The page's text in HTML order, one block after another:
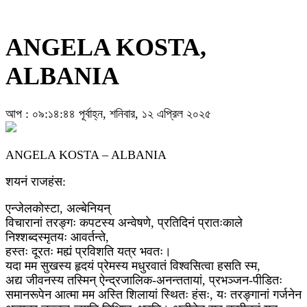
ANGELA KOSTA,
ALBANIA
আপ : ০৯:১৪:৪৪ পূর্বাহ্ন, শনিবার, ১২ এপ্রিল ২০২৫
ANGELA KOSTA – ALBANIA
शयनं राजहंस:
एन्जेलकोस्टा, अल्बेनियन्
विचारानां तरङ्गः कपटस्य अन्वेषणे, प्रतिदिनं प्रातःकाले
निश्शब्दस्मृतयः आवर्तन्ते,
हस्तः दूरतः मह्यं प्रविशति यत्र भवतः।
यदा मम सुखस्य हृदयं प्रेमस्य मधुरवातं विश्वसित्वा हसति स्म,
अद्य जीवनस्य तस्मिन् ऐन्द्रजालिक-अनन्ततायां, प्रभञ्जन-पीडितः
समानरूपेन आत्मा मम अस्ति शिलायां स्थितः हंसः, यः तरङ्गानां गर्जनेन